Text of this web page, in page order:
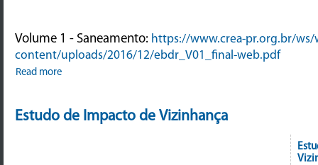
Volume 1 - Saneamento: https://www.crea-pr.org.br/ws/
content/uploads/2016/12/ebdr_V01_final-web.pdf
Read more
Estudo de Impacto de Vizinhança